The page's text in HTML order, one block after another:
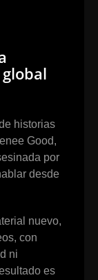
historias
Good,
por
desde
nuevo,
con
ni
es